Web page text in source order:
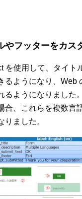
やフッターをカス
を使用して、タイト
るようになり、Web
るようになりました
合、これらを複数言
りました。